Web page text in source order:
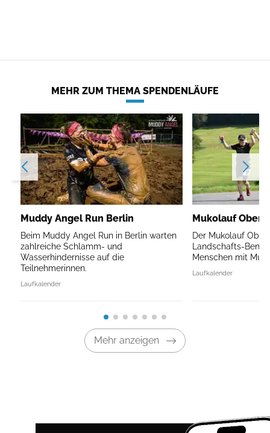
MEHR ZUM THEMA SPENDENLÄUFE
Muddy Angel Run Berlin
Beim Muddy Angel Run in Berlin warten
zahlreiche Schlamm- und
Wasserhindernisse auf die
Teilnehmerinnen.
Laufkalender
Mukolauf
Der Mukolauf
Landschafts-
Menschen mit
Laufkalender
Mehr anzeigen